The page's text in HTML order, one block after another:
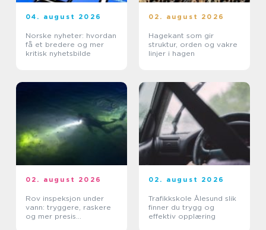
04. august 2026
Norske nyheter: hvordan
få et bredere og mer
kritisk nyhetsbilde
02. august 2026
Hagekant som gir
struktur, orden og vakre
linjer i hagen
02. august 2026
Rov inspeksjon under
vann: tryggere, raskere
og mer presis
02. august 2026
Trafikkskole Ålesund slik
finner du trygg og
effektiv opplæring